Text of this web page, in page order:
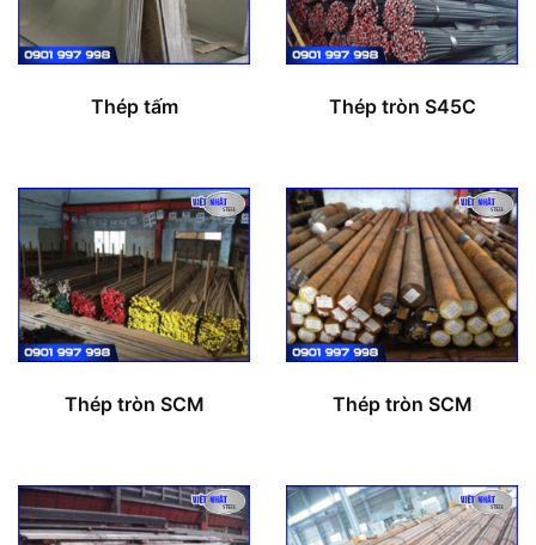
Thép tấm Thép tròn S45C
Thép tròn SCM Thép tròn SCM